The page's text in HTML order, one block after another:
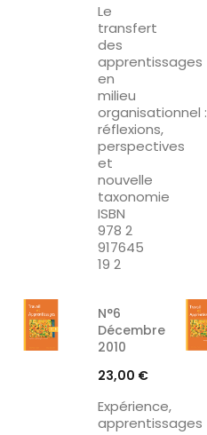
Le
transfert
des
apprentissages
en
milieu
organisationnel :
réflexions,
perspectives
et
nouvelle
taxonomie
ISBN
978 2
917645
19 2
N°6
Décembre
2010
Prix
23,00 €
Expérience,
apprentissages